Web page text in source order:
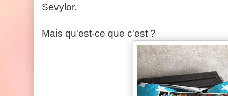
Sevylor.
Mais qu'est-ce que c'est ?